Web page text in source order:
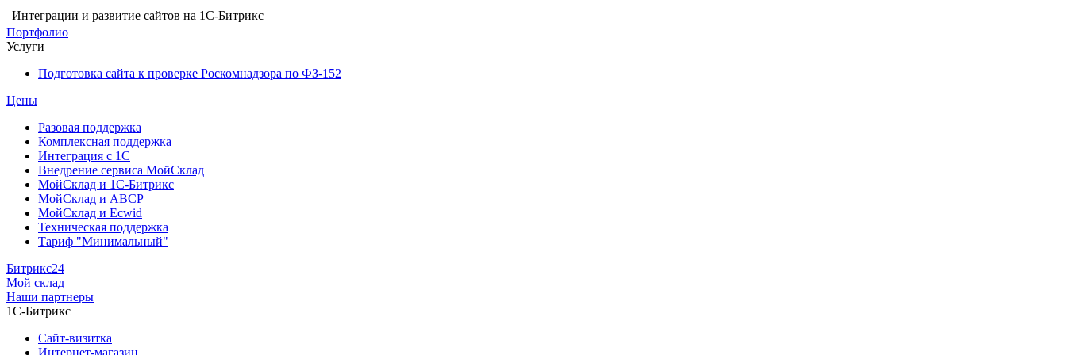
Интеграции и развитие сайтов на 1С-Битрикс
Портфолио
Услуги
Подготовка сайта к проверке Роскомнадзора по ФЗ-152
Цены
Разовая поддержка
Комплексная поддержка
Интеграция с 1С
Внедрение сервиса МойСклад
МойСклад и 1С-Битрикс
МойСклад и ABCP
МойСклад и Ecwid
Техническая поддержка
Тариф "Минимальный"
Битрикс24
Мой склад
Наши партнеры
1С-Битрикс
Сайт-визитка
Интернет-магазин